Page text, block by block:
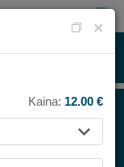
×
Kaina: 12.00 €